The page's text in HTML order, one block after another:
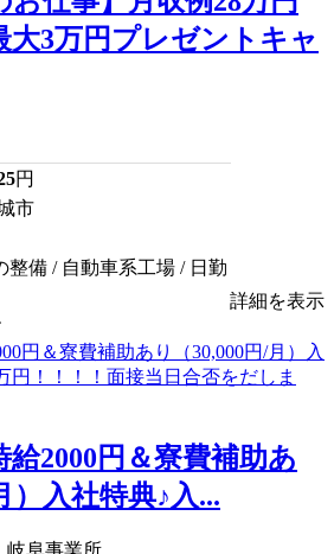
大3万円プレゼントキャ
円
市
整備 / 自動車系工場 / 日勤
詳細を表示
給2000円＆寮費補助あ
）入社特典♪入...